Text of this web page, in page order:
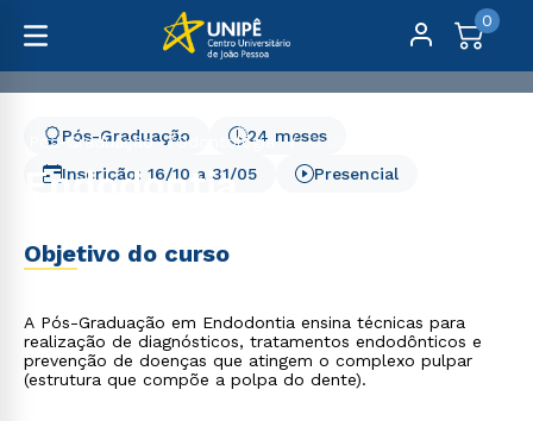
0
Pós-Graduação Odontologia Endodontia
Endodontia
24 meses
Pós-Graduação
Presencial
Inscrição: 16/10 a 31/05
Objetivo do curso
A Pós-Graduação em Endodontia ensina técnicas para
realização de diagnósticos, tratamentos endodônticos e
prevenção de doenças que atingem o complexo pulpar
(estrutura que compõe a polpa do dente).